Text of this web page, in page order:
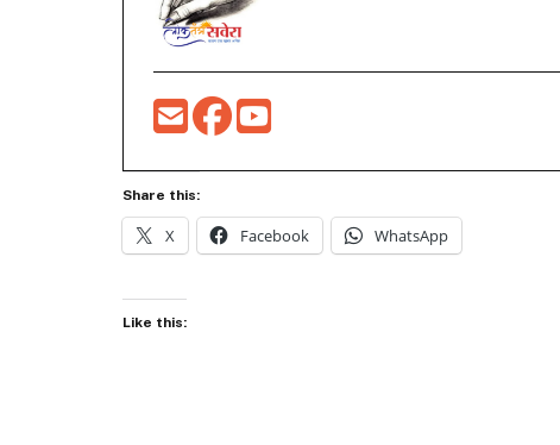
Share this:
X Facebook WhatsApp
Like this: